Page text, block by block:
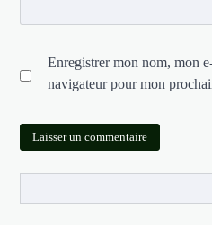
Enregistrer mon nom, mon
navigateur pour mon